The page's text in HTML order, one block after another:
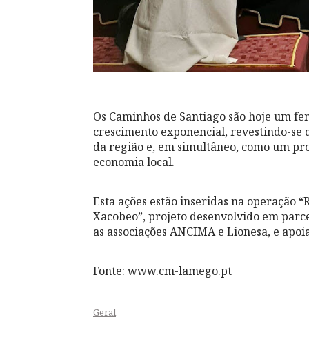
Os Caminhos de Santiago são hoje um
crescimento exponencial, revestindo-
da região e, em simultâneo, como um
economia local.
Esta ações estão inseridas na operação
Xacobeo”, projeto desenvolvido em
as associações ANCIMA e Lionesa, e
Fonte: www.cm-lamego.pt
Geral